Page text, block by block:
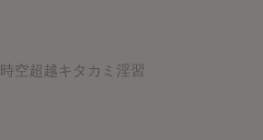
時空超越キタカミ淫習